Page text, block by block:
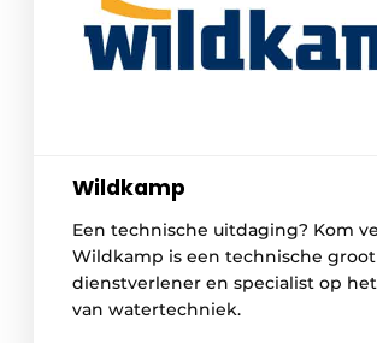
Wildkamp
Een technische uitdaging? Kom
Wildkamp is een technische
dienstverlener en specialist op
van watertechniek.